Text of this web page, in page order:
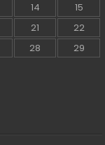
14
15
21
22
28
29